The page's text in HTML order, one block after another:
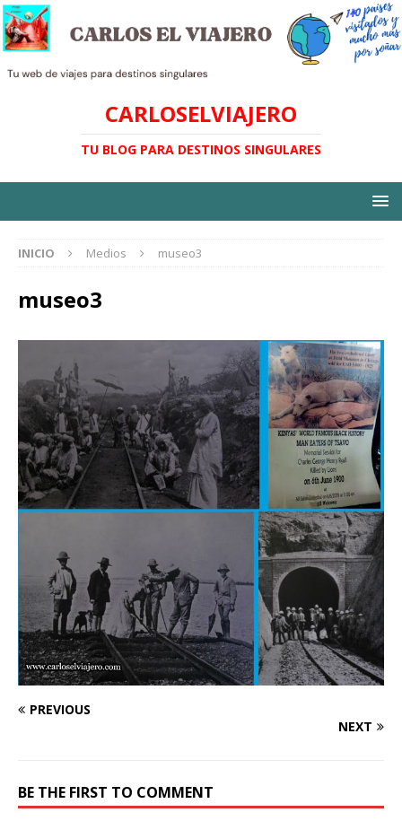
CARLOSELVIAJERO
TU BLOG PARA DESTINOS SINGULARES
INICIO Medios museo3
museo3
PREVIOUS
NEXT
BE THE FIRST TO COMMENT